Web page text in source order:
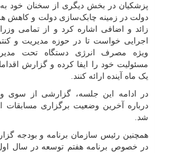
پزشکیان در بخش دیگری از سخنان خود
دولت در زمینه چابک‌سازی دولت و کاهش
زائد و اضافی اشاره کرد و از تمامی
اجرایی خواست تا در حوزه مدیریت و
ویژه مصرف انرژی دستگاه تحت
مسئولیت خود را ایفا کرده و گزارش
یک ماه آینده ارائه کنند.
در ادامه این جلسه، گزارشی از سوی
درباره آخرین وضعیت برگزاری مسابقات
شد.
همچنین رئیس سازمان برنامه و بودجه
در خصوص برنامه هفتم توسعه در سال